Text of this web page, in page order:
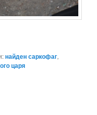
найден саркофаг,
царя